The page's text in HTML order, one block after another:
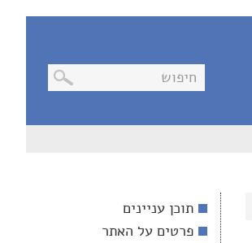
תוכן עניינים
פרטים על האתר